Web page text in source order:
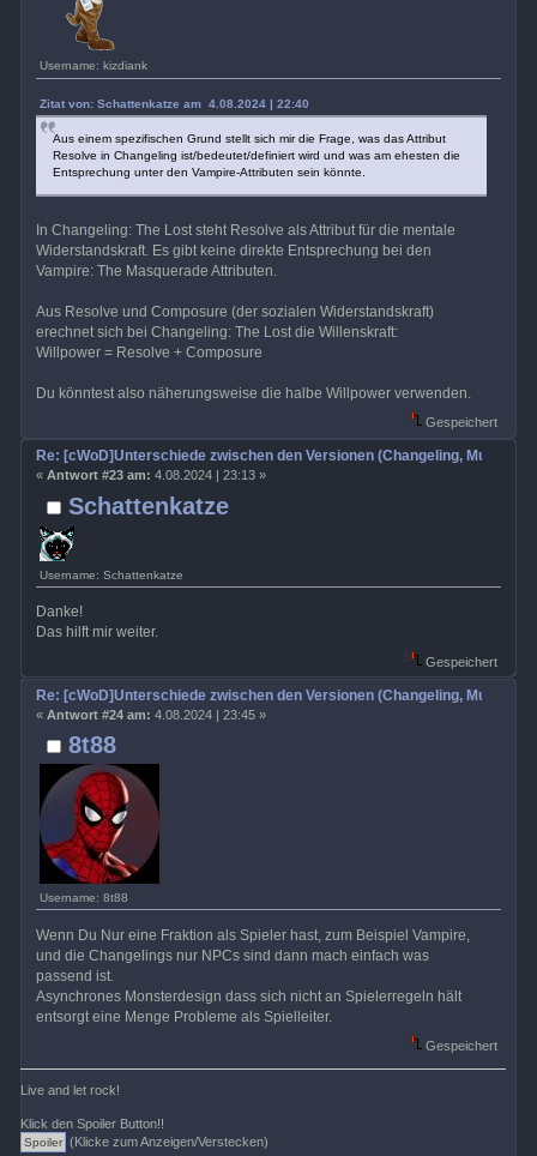
Username: kizdiank
Zitat von: Schattenkatze am 4.08.2024 | 22:40
Aus einem spezifischen Grund stellt sich mir die Frage, was das Attribut
Resolve in Changeling ist/bedeutet/definiert wird und was am ehesten die
Entsprechung unter den Vampire-Attributen sein könnte.
In Changeling: The Lost steht Resolve als Attribut für die mentale
Widerstandskraft. Es gibt keine direkte Entsprechung bei den
Vampire: The Masquerade Attributen.
Aus Resolve und Composure (der sozialen Widerstandskraft)
erechnet sich bei Changeling: The Lost die Willenskraft:
Willpower = Resolve + Composure
Du könntest also näherungsweise die halbe Willpower verwenden.
Gespeichert
Schattenkatze
Username: Schattenkatze
Re: [cWoD]Unterschiede zwischen den Versionen (Changeling, Mummy,
« Antwort #23 am: 4.08.2024 | 23:13 »
Danke!
Das hilft mir weiter.
Gespeichert
8t88
Username: 8t88
Re: [cWoD]Unterschiede zwischen den Versionen (Changeling, Mummy,
« Antwort #24 am: 4.08.2024 | 23:45 »
Wenn Du Nur eine Fraktion als Spieler hast, zum Beispiel Vampire,
und die Changelings nur NPCs sind dann mach einfach was
passend ist.
Asynchrones Monsterdesign dass sich nicht an Spielerregeln hält
entsorgt eine Menge Probleme als Spielleiter.
Gespeichert
Live and let rock!
Klick den Spoiler Button!!
(Klicke zum Anzeigen/Verstecken)